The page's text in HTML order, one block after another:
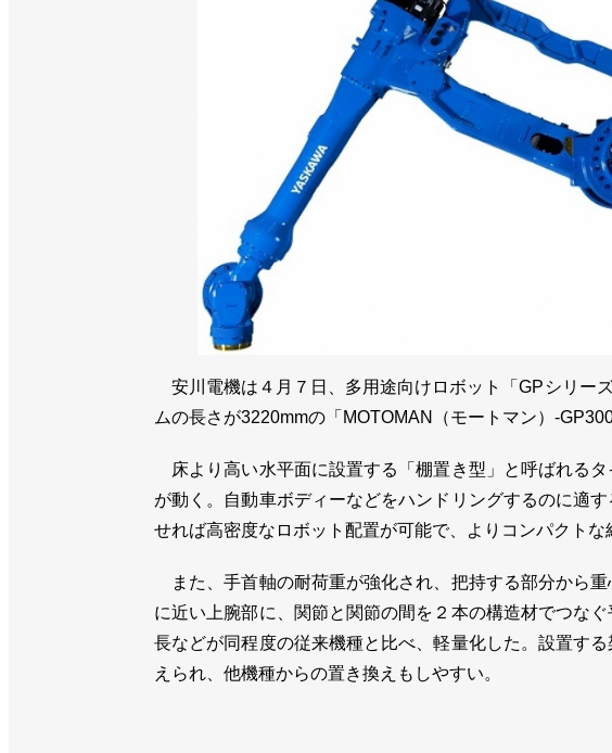
安川電機は４月７日、多用途向けロボット「GPシリー
ムの長さが3220mmの「MOTOMAN（モートマン）-
床より高い水平面に設置する「棚置き型」と呼ばれる
が動く。自動車ボディーなどをハンドリングするのに適
せれば高密度なロボット配置が可能で、よりコンパクトな
また、手首軸の耐荷重が強化され、把持する部分から
に近い上腕部に、関節と関節の間を２本の構造材でつな
長などが同程度の従来機種と比べ、軽量化した。設置す
えられ、他機種からの置き換えもしやすい。